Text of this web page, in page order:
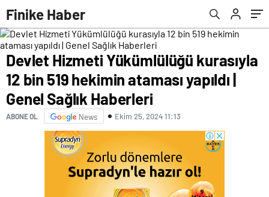
Finike Haber
Devlet Hizmeti Yükümlülüğü kurasıyla
12 bin 519 hekimin ataması yapıldı |
Genel Sağlık Haberleri
ABONE OL News Ekim 25, 2024 11:13